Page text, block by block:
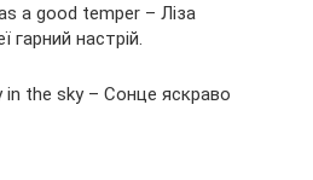
a good temper – Ліза
гарний настрій.
in the sky – Сонце яскраво